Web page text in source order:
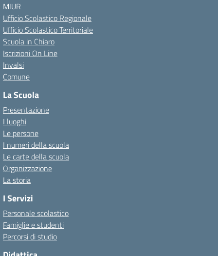
MIUR
Ufficio Scolastico Regionale
Ufficio Scolastico Territoriale
Scuola in Chiaro
Iscrizioni On Line
Invalsi
Comune
La Scuola
Presentazione
I luoghi
Le persone
I numeri della scuola
Le carte della scuola
Organizzazione
La storia
I Servizi
Personale scolastico
Famiglie e studenti
Percorsi di studio